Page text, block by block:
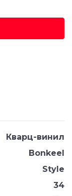
Кварц-винил
Bonkeel
Style
34